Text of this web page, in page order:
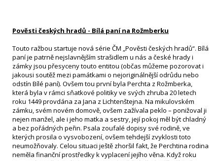
Pověsti českých hradů - Bílá paní na Rožmberku
Touto ražbou startuje nová série ČM „Pověsti českých hradů“. Bílá
paní je patrně nejslavnějším strašidlem u nás a české hrady i
zámky jsou přesyceny touto entitou (občas můžeme pozorovat i
jakousi soutěž mezi památkami o nejoriginálnější odrůdu nebo
odstín Bílé paní). Ovšem tou první byla Perchta z Rožmberka,
která byla v rámci sňatkové politiky ve svých zhruba 20 letech
roku 1449 provdána za Jana z Lichtenštejna. Na mikulovském
zámku, svém novém domově, ovšem zažívala peklo – ponižoval ji
nejen manžel, ale i jeho matka a sestry, její pokoj měl být chladný
a bez pořádných peřin. Psala zoufalé dopisy své rodině, ve
kterých prosila o vysvobození, ovšem tehdejší zvyklosti toto
neumožňovaly. Celou situaci ještě zhoršil fakt, že Perchtina rodina
neměla finanční prostředky k vyplacení jejího věna. Když roku